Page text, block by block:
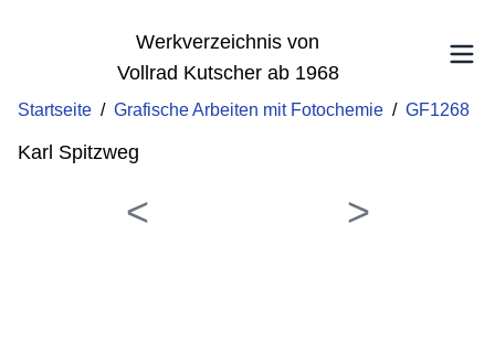
Werkverzeichnis von
Vollrad Kutscher ab 1968
Startseite / Grafische Arbeiten mit Fotochemie / GF1268
Karl Spitzweg
< >